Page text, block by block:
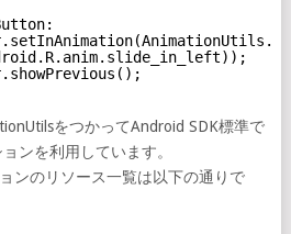
をつかってAndroid SDK標準で
ンを利用しています。
ンのリソース一覧は以下の通りで